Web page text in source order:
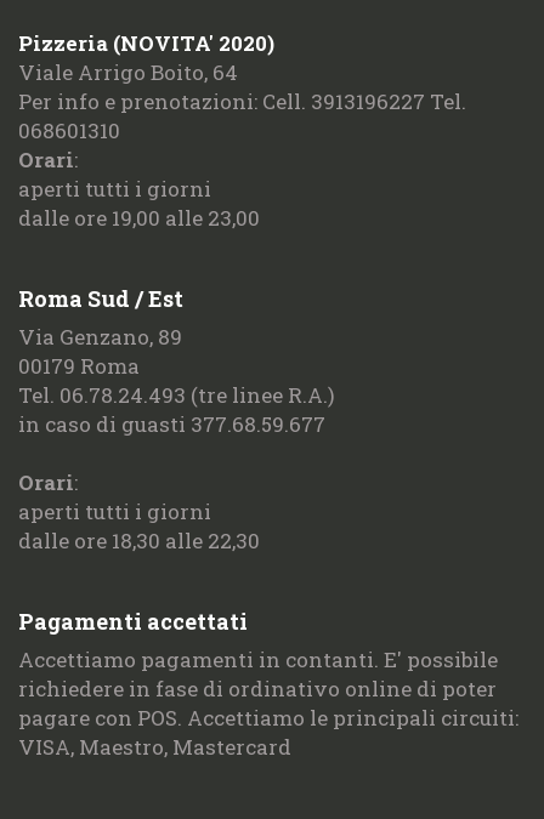
Pizzeria (NOVITA' 2020)
Viale Arrigo Boito, 64
Per info e prenotazioni: Cell. 3913196227 Tel.
068601310
Orari:
aperti tutti i giorni
dalle ore 19,00 alle 23,00
Roma Sud / Est
​Via Genzano, 89
00179 Roma
Tel. 06.78.24.493 (tre linee R.A.)
in caso di guasti 377.68.59.677
Orari:
aperti tutti i giorni
dalle ore 18,30 alle 22,30
Pagamenti accettati
Accettiamo pagamenti in contanti. E' possibile
richiedere in fase di ordinativo online di poter
pagare con POS. Accettiamo le principali circuiti:
VISA, Maestro, Mastercard